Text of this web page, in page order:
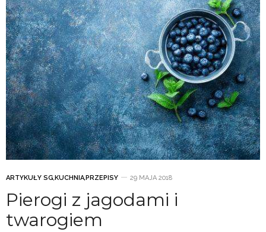
ARTYKUŁY SG,KUCHNIA,PRZEPISY 29 MAJA 2018
Pierogi z jagodami i
twarogiem